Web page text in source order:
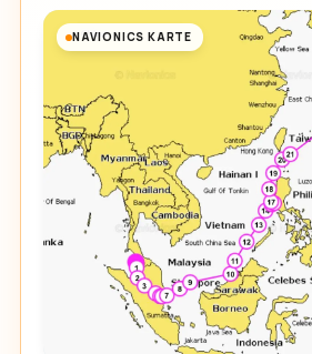
NAVIONICS KARTE